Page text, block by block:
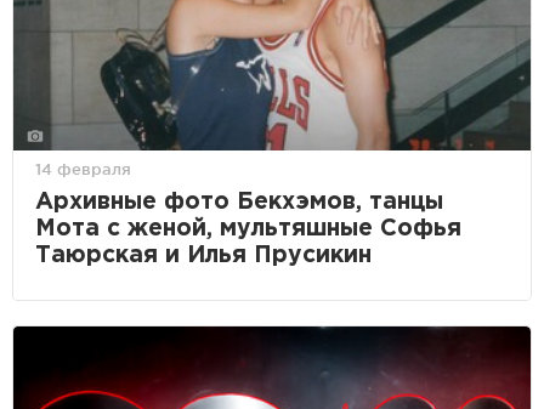
14 февраля
Архивные фото Бекхэмов, танцы
Мота с женой, мультяшные Софья
Таюрская и Илья Прусикин